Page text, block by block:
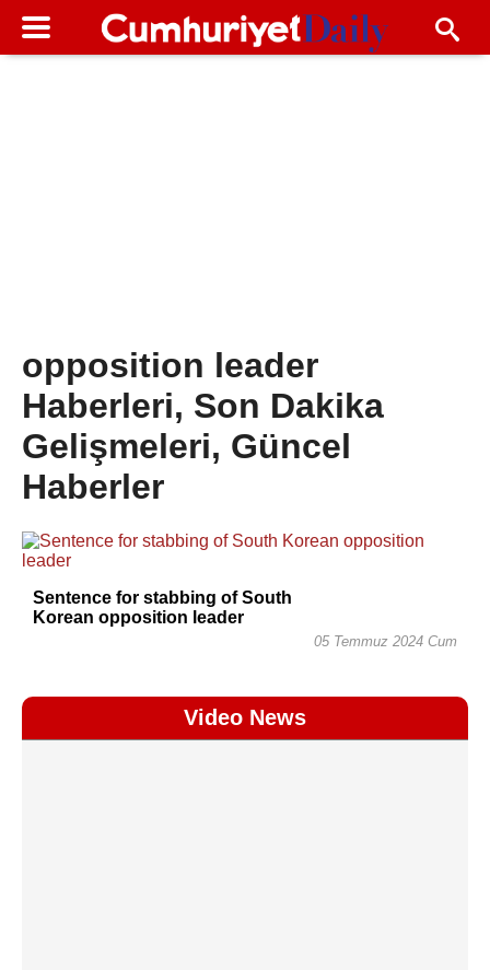
opposition leader
Haberleri, Son Dakika
Gelişmeleri, Güncel
Haberler
Sentence for stabbing of South
Korean opposition leader
05 Temmuz 2024 Cum
Video News